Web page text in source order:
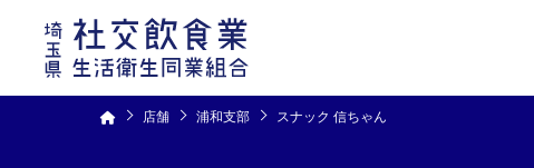
ッ
店舗 浦和支部 スナック 信ちゃん